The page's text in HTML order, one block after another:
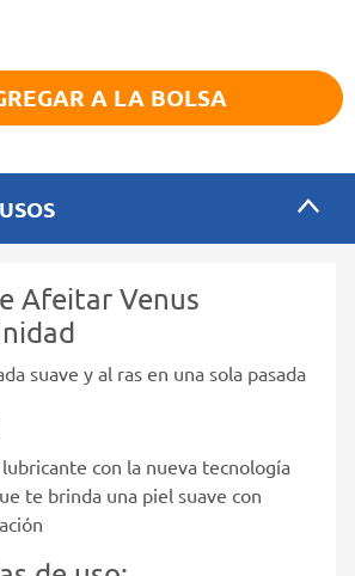
A LA BOLSA
Afeitar Venus
suave y al ras en una sola pasada
lubricante con la nueva tecnología
te brinda una piel suave con